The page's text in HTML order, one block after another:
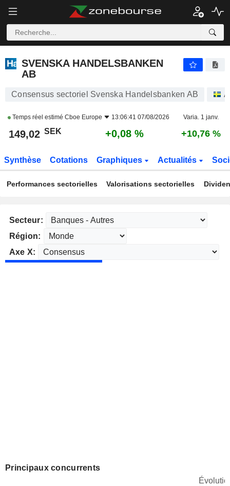
SVENSKA HANDELSBANKEN
AB
Consensus sectoriel Svenska Handelsbanken AB
Temps réel estimé Cboe Europe 13:06:41 07/08/2026 Varia. 1 janv.
149,02 SEK +0,08 % +10,76 %
Synthèse Cotations Graphiques Actualités
Performances sectorielles Valorisations sectorielles
Secteur:
Région:
Axe X:
Principaux concurrents